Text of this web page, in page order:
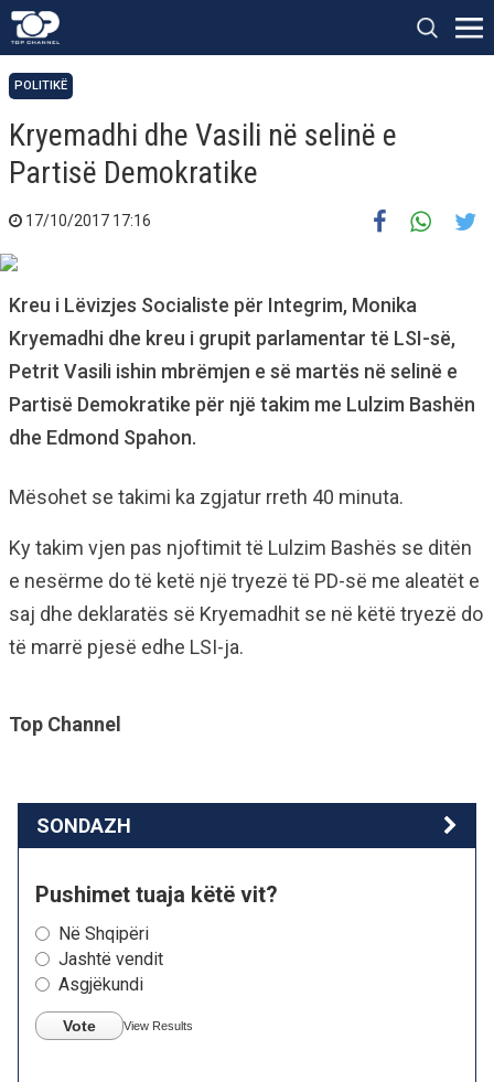
POLITIKË
Kryemadhi dhe Vasili në selinë e
Partisë Demokratike
17/10/2017 17:16
Kreu i Lëvizjes Socialiste për Integrim, Monika
Kryemadhi dhe kreu i grupit parlamentar të LSI-së,
Petrit Vasili ishin mbrëmjen e së martës në selinë e
Partisë Demokratike për një takim me Lulzim Bashën
dhe Edmond Spahon.
Mësohet se takimi ka zgjatur rreth 40 minuta.
Ky takim vjen pas njoftimit të Lulzim Bashës se ditën
e nesërme do të ketë një tryezë të PD-së me aleatët e
saj dhe deklaratës së Kryemadhit se në këtë tryezë do
të marrë pjesë edhe LSI-ja.
Top Channel
SONDAZH
Pushimet tuaja këtë vit?
Në Shqipëri
Jashtë vendit
Asgjëkundi
Vote View Results